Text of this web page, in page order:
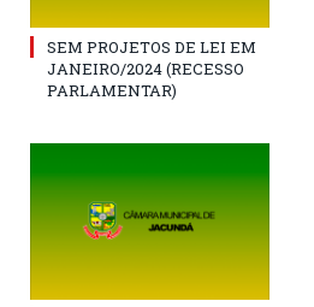
SEM PROJETOS DE LEI EM
JANEIRO/2024 (RECESSO
PARLAMENTAR)